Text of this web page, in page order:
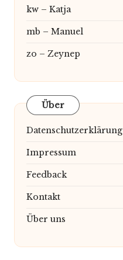
kw – Katja
mb – Manuel
zo – Zeynep
Über
Datenschutzerklärung
Impressum
Feedback
Kontakt
Über uns